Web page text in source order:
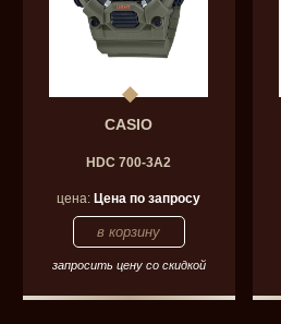
CASIO
HDC 700-3A2
цена: Цена по запросу
запросить цену со скидкой